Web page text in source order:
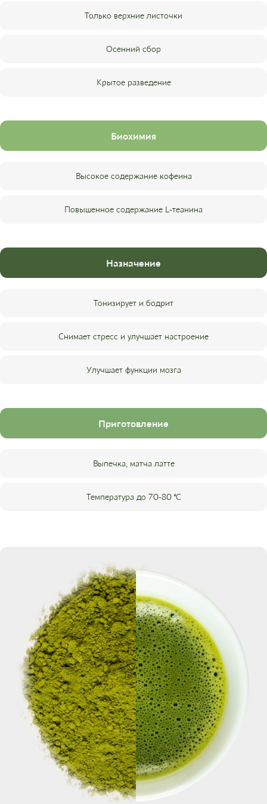
Только верхние листочки
Осенний сбор
Крытое разведение
Биохимия
Высокое содержание кофеина
Повышенное содержание L-теанина
Назначение
Тонизирует и бодрит
Снимает стресс и улучшает настроение
Улучшает функции мозга
Приготовление
Выпечка, матча латте
Температура до 70-80 ºС